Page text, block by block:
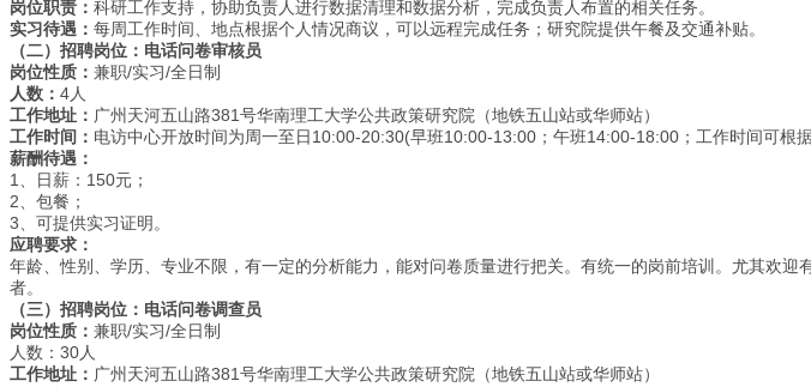
岗位职责： 科研工作支持，协助负责人进行数据清理和数据分析，完成负责人布置的相关任务。
实习待遇： 每周工作时间、地点根据个人情况商议，可以远程完成任务；研究院提供午餐及交通补贴。
（二）招聘岗位：电话问卷审核员
岗位性质： 兼职/实习 /全日制
人数： 4 人
工作地址： 广州天河五山路381 号华南理工大学公共政策研究院（地铁五山站或华师站）
工作时间： 电访中心开放时间为周一至日 10:00-20:30(早班10:00-13:00 ；午班14:00-18:00 ；工作时间可根
薪酬待遇：
1 、日薪： 150元；
2 、包餐；
3 、可提供实习证明。
应聘要求：
年龄、性别、学历、专业不限，有一定的分析能力，能对问卷质量进行把关。有统一的岗前培训。尤其欢
者。
（三）招聘岗位：电话问卷调查员
岗位性质： 兼职/实习 /全日制
人数： 30 人
工作地址： 广州天河五山路381 号华南理工大学公共政策研究院（地铁五山站或华师站）